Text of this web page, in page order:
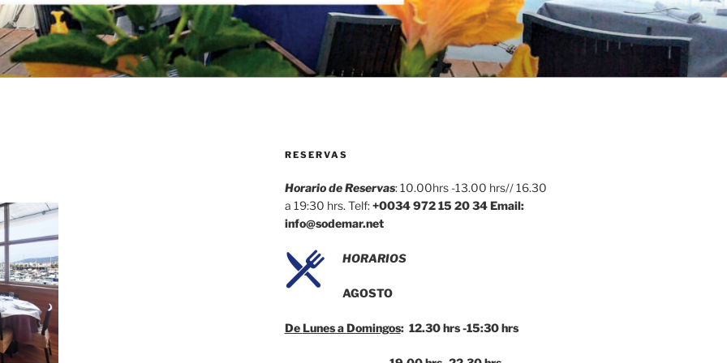
SODEMAR
RESERVAS
Horario de Reservas: 10.00hrs -13.00 hrs// 16.30
a 19:30 hrs. Telf:+0034 972 15 20 34 Email:
info@sodemar.net
HORARIOS
AGOSTO
DeLunesaDomingos: 12.30hrs-15:30hrs